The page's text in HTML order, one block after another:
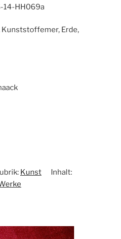
14-HH069a
Kunststoffemer, Erde,
Kunst
Inhalt: